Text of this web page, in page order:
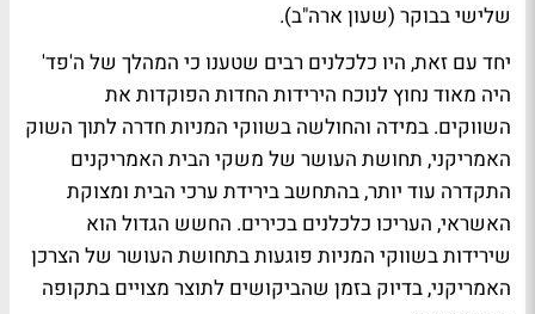
שלישי בבוקר (שעון ארה"ב).
יחד עם זאת, היו כלכלנים רבים שטענו כי המהלך של ה'פד'
היה מאוד נחוץ לנוכח הירידות החדות הפוקדות את
השווקים. במידה והחולשה בשווקי המניות חדרה לתוך השוק
האמריקני, תחושת העושר של משקי הבית האמריקנים
התקדרה עוד יותר, בהתחשב בירידת ערכי הבית ומצוקת
האשראי, העריכו כלכלנים בכירים. החשש הגדול הוא
שירידות בשווקי המניות פוגעות בתחושת העושר של הצרכן
האמריקני, בדיוק בזמן שהביקושים לתוצר מצויים בתקופה